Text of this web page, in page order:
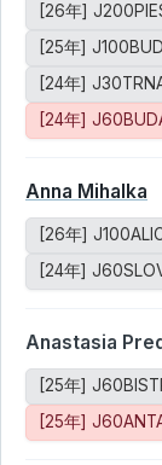
[26年]
[25年]
[24年]
[24年]
Anna Mihalka
[26年]
[24年]
Anastasia
[25年]
[25年]